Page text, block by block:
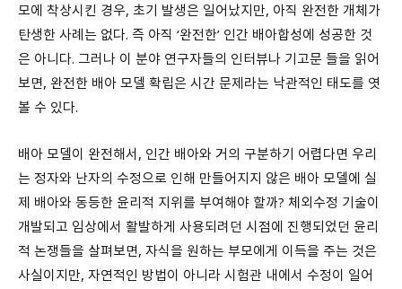
모에 착상시킨 경우, 초기 발생은 일어났지만, 아직 완전한 개체가
탄생한 사례는 없다. 즉 아직 ‘완전한’ 인간 배아합성에 성공한 것
은 아니다. 그러나 이 분야 연구자들의 인터뷰나 기고문 들을 읽어
보면, 완전한 배아 모델 확립은 시간 문제라는 낙관적인 태도를 엿
볼 수 있다.
배아 모델이 완전해서, 인간 배아와 거의 구분하기 어렵다면 우리
는 정자와 난자의 수정으로 인해 만들어지지 않은 배아 모델에 실
제 배아와 동등한 윤리적 지위를 부여해야 할까? 체외수정 기술이
개발되고 임상에서 활발하게 사용되려던 시점에 진행되었던 윤리
적 논쟁들을 살펴보면, 자식을 원하는 부모에게 이득을 주는 것은
사실이지만, 자연적인 방법이 아니라 시험관 내에서 수정이 일어